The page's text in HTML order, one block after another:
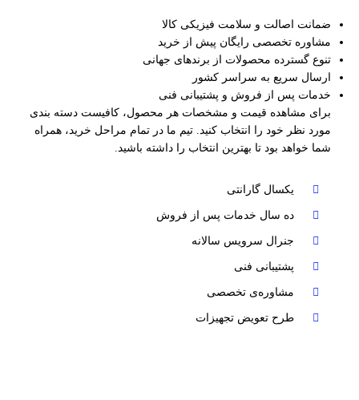
ضمانت اصالت و سلامت فیزیکی کالا
مشاوره تخصصی رایگان پیش از خرید
تنوع گسترده محصولات از برندهای جهانی
ارسال سریع به سراسر کشور
خدمات پس از فروش و پشتیبانی فنی
برای مشاهده قیمت و مشخصات هر محصول، کافیست دسته‌ بندی
مورد نظر خود را انتخاب کنید. تیم ما در تمام مراحل خرید، همراه
شما خواهد بود تا بهترین انتخاب را داشته باشید.
یکسال گارانتی
ده سال خدمات پس از فروش
جنرال سرویس سالانه
پشتیبانی فنی
مشاوره‌ی تخصصی
طرح تعویض تجهیزات